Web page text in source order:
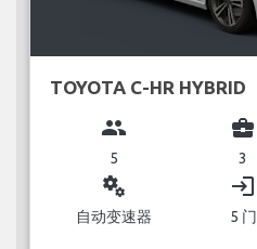
TOYOTA C-HR HYBRID
group
5
business_center
3
miscellaneous_services
自动变速器
login
5 门